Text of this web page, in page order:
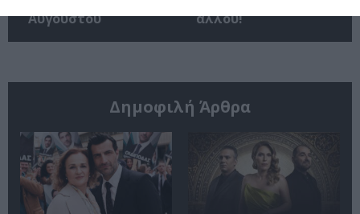
Αυγούστου
αλλού!
Δημοφιλή Άρθρα